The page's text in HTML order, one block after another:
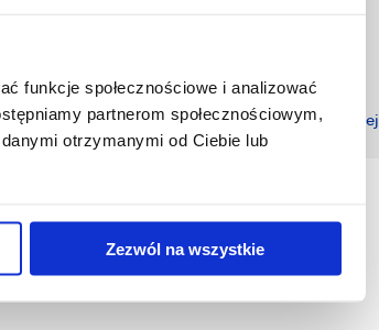
funkcje społecznościowe i analizować
partnerom społecznościowym,
otrzymanymi od Ciebie lub
Zezwól na wszystkie
więcej zobacz więcej